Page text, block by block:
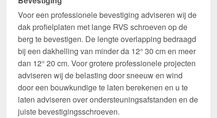
Voor een professionele bevestiging adviseren wij de
dak profielplaten met lange RVS schroeven op de
berg te bevestigen. De lengte overlapping bedraagd
bij een dakhelling van minder da 12° 30 cm en meer
dan 12° 20 cm. Voor grotere professionele projecten
adviseren wij de belasting door sneeuw en wind
door een bouwkundige te laten berekenen en u te
laten adviseren over ondersteuningsafstanden en de
juiste bevestigingsschroeven.